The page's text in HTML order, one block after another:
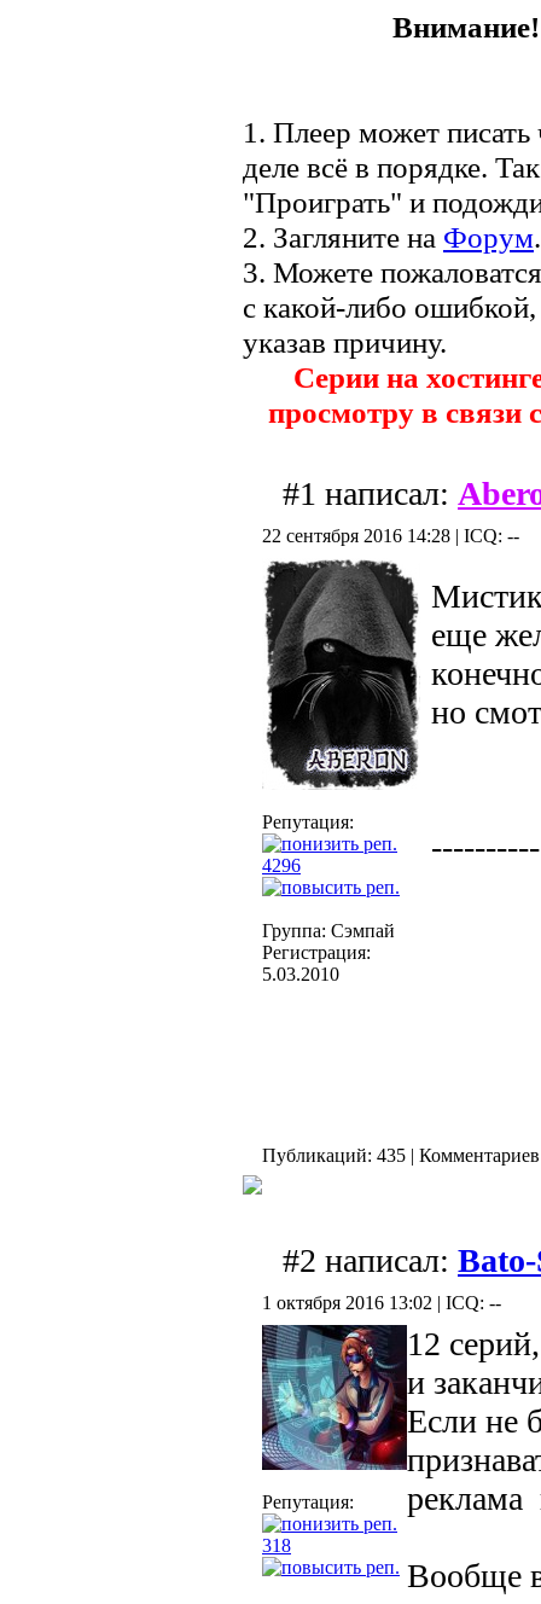
Внимание!
1. Плеер может
деле всё в порядке.
"Проиграть" и
2. Загляните на Форум.
3. Можете
с какой-либо
указав причину.
Серии на
просмотру в связи
#1 написал:
22 сентября 2016 14:28 | ICQ: --
Репутация:
4296
Группа: Сэмпай
Регистрация:
5.03.2010
еще
но
Публикаций: 435 |
#2 написал:
1 октября 2016 13:02 | ICQ: --
Репутация:
318
12
и
Если не
реклама
Вообще